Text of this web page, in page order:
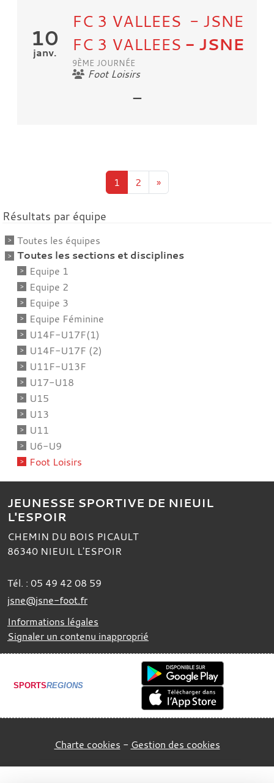
10
janv.
FC 3 VALLEES - JSNE
FC 3 VALLEES - JSNE
9ÈME JOURNÉE
Foot Loisirs
-
1 2 »
Résultats par équipe
Toutes les équipes
Toutes les sections et disciplines
Equipe 1
Equipe 2
Equipe 3
Equipe Féminine
U14F-U17F(1)
U14F-U17F (2)
U11F-U13F
U17-U18
U15
U13
U11
U6-U9
Foot Loisirs
JEUNESSE SPORTIVE DE NIEUIL
L'ESPOIR
CHEMIN DU BOIS PICAULT
86340 NIEUIL L'ESPOIR
Tél. : 05 49 42 08 59
jsne@jsne-foot.fr
Informations légales
Signaler un contenu inapproprié
SPORTSREGIONS
Charte cookies Gestion des cookies